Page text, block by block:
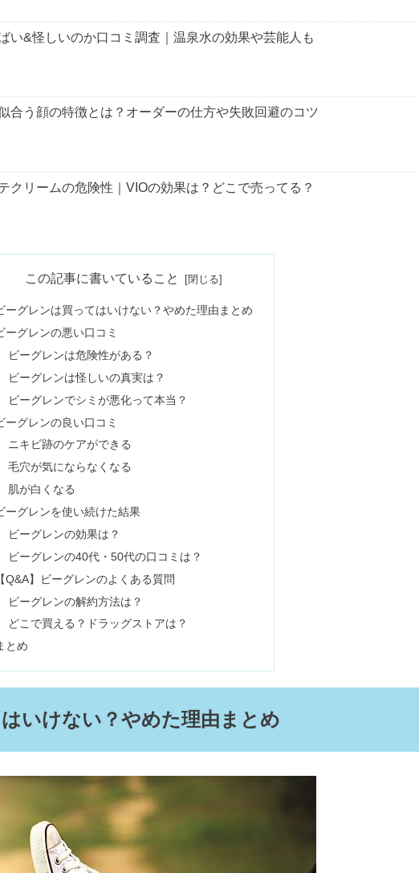
果
は参考にしてくださいね。
悪い？人気ランキング&セリアのお香立ては使える？
い&怪しいのか口コミ調査｜温泉水の効果や芸能人も
合う顔の特徴とは？オーダーの仕方や失敗回避のコツ
クリームの危険性｜VIOの効果は？どこで売ってる？
とどうなる？効果がすごい｜処方してもらうには？
ビーグレンは買ってはいけない？やめた理由まとめ
ビーグレンの悪い口コミ
ビーグレンは危険性がある？
ビーグレンは怪しいの真実は？